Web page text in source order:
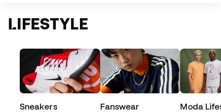
LIFESTYLE
Sneakers Fanswear Moda